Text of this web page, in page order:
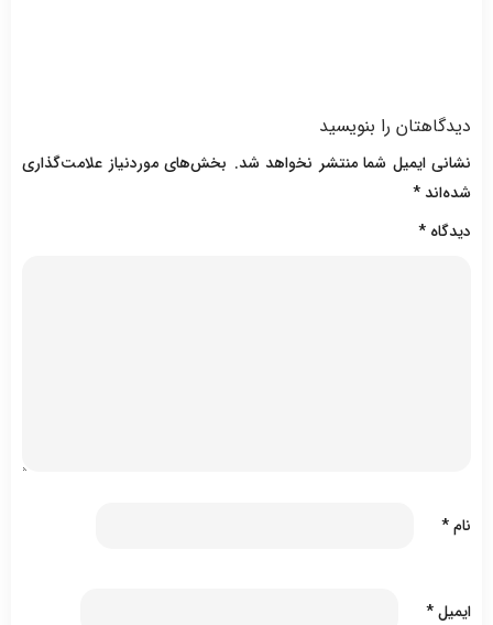
دیدگاهتان را بنویسید
نشانی ایمیل شما منتشر نخواهد شد. بخش‌های موردنیاز علامت‌گذاری
شده‌اند*
دیدگاه *
نام*
ایمیل*